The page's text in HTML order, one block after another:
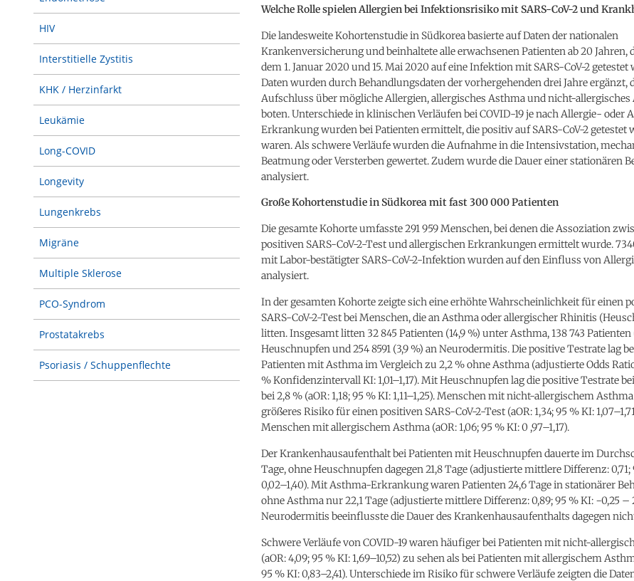
HIV
Interstitielle Zystitis
KHK / Herzinfarkt
Leukämie
Long-COVID
Longevity
Lungenkrebs
Migräne
Multiple Sklerose
PCO-Syndrom
Prostatakrebs
Psoriasis / Schuppenflechte
Welche Rolle spielen Allergien bei Infektionsrisiko mit SARS-CoV-2 und
Die landesweite Kohortenstudie in Südkorea basierte auf Daten der nationalen
Krankenversicherung und beinhaltete alle erwachsenen Patienten ab 20 Jahren,
dem 1. Januar 2020 und 15. Mai 2020 auf eine Infektion mit SARS-CoV-2 getestet
Daten wurden durch Behandlungsdaten der vorhergehenden drei Jahre ergänzt,
Aufschluss über mögliche Allergien, allergisches Asthma und nicht-allergisches
boten. Unterschiede in klinischen Verläufen bei COVID-19 je nach Allergie- oder
Erkrankung wurden bei Patienten ermittelt, die positiv auf SARS-CoV-2 getestet
waren. Als schwere Verläufe wurden die Aufnahme in die Intensivstation,
Beatmung oder Versterben gewertet. Zudem wurde die Dauer einer stationären
analysiert.
Große Kohortenstudie in Südkorea mit fast 300 000 Patienten
Die gesamte Kohorte umfasste 291 959 Menschen, bei denen die Assoziation
positiven SARS-CoV-2-Test und allergischen Erkrankungen ermittelt wurde.
mit Labor-bestätigter SARS-CoV-2-Infektion wurden auf den Einfluss von
analysiert.
In der gesamten Kohorte zeigte sich eine erhöhte Wahrscheinlichkeit für einen
SARS-CoV-2-Test bei Menschen, die an Asthma oder allergischer Rhinitis
litten. Insgesamt litten 32 845 Patienten (14,9 %) unter Asthma, 138 743 Patienten
Heuschnupfen und 254 8591 (3,9 %) an Neurodermitis. Die positive Testrate lag
Patienten mit Asthma im Vergleich zu 2,2 % ohne Asthma (adjustierte Odds Ratio
% Konfidenzintervall KI: 1,01–1,17). Mit Heuschnupfen lag die positive Testrate
bei 2,8 % (aOR: 1,18; 95 % KI: 1,11–1,25). Menschen mit nicht-allergischem
größeres Risiko für einen positiven SARS-CoV-2-Test (aOR: 1,34; 95 % KI:
Menschen mit allergischem Asthma (aOR: 1,06; 95 % KI: 0 ,97–1,17).
Der Krankenhausaufenthalt bei Patienten mit Heuschnupfen dauerte im
Tage, ohne Heuschnupfen dagegen 21,8 Tage (adjustierte mittlere Differenz: 0,71;
0,02–1,40). Mit Asthma-Erkrankung waren Patienten 24,6 Tage in stationärer
ohne Asthma nur 22,1 Tage (adjustierte mittlere Differenz: 0,89; 95 % KI: −0,25 –
Neurodermitis beeinflusste die Dauer des Krankenhausaufenthalts dagegen
Schwere Verläufe von COVID-19 waren häufiger bei Patienten mit nicht-
(aOR: 4,09; 95 % KI: 1,69–10,52) zu sehen als bei Patienten mit allergischem
95 % KI: 0,83–2,41). Unterschiede im Risiko für schwere Verläufe zeigten die